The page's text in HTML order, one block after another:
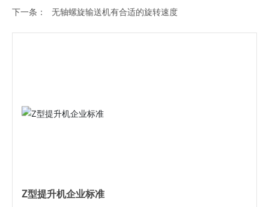
下一条： 无轴螺旋输送机有合适的旋转速度
Z型提升机企业标准